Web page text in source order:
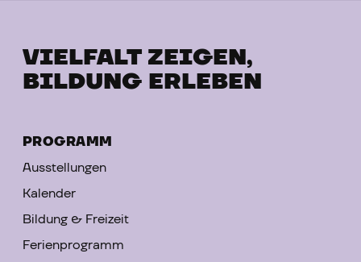
VIELFALT ZEIGEN,
BILDUNG ERLEBEN
PROGRAMM
Ausstellungen
Kalender
Bildung & Freizeit
Ferienprogramm